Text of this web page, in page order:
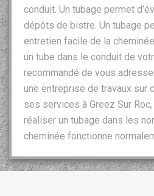
conduit. Un tubage permet
dépôts de bistre. Un tubage
entretien facile de la
un tube dans le conduit de
recommandé de vous
une entreprise de travaux sur
ses services à Greez Sur
réaliser un tubage dans les
cheminée fonctionne